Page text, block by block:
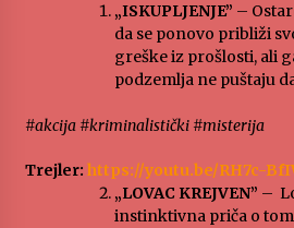
Povratak u
,,Đavo nosi Pradu 2“
3 months ago
CINEPLEXX NIŠ
4 months ago
ЛИТУРГИЈА
„ISKUPLJENJE” –
da se ponovo približi
greške iz prošlosti, ali
podzemlja ne puštaju
#akcija #kriminalistički #misterija
Trejler: https://youtu.be/RH7c-
„LOVAC KREJVEN” –
instinktivna priča o